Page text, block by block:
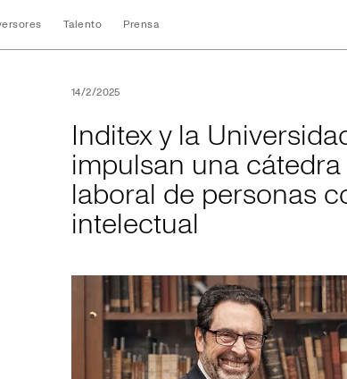
Talento Prensa
14/2/2025
Inditex y la
impulsan una
laboral de personas
intelectual